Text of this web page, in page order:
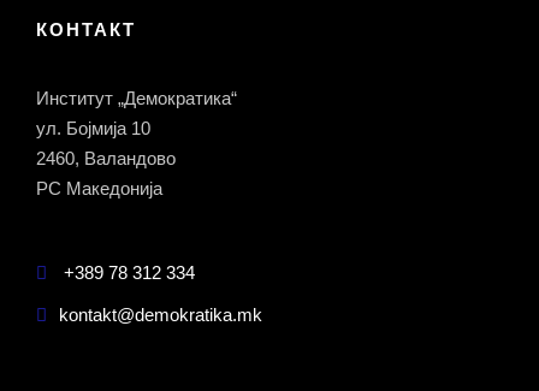
КОНТАКТ
Институт „Демократика“
ул. Бојмија 10
2460, Валандово
РС Македонија
+389 78 312 334
kontakt@demokratika.mk